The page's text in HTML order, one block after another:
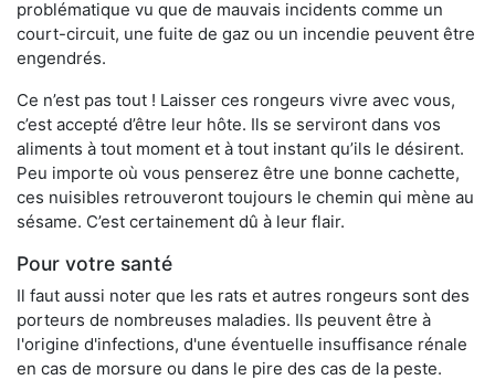
problématique vu que de mauvais incidents comme un
court-circuit, une fuite de gaz ou un incendie peuvent être
engendrés.
Ce n’est pas tout ! Laisser ces rongeurs vivre avec vous,
c’est accepté d’être leur hôte. Ils se serviront dans vos
aliments à tout moment et à tout instant qu’ils le désirent.
Peu importe où vous penserez être une bonne cachette,
ces nuisibles retrouveront toujours le chemin qui mène au
sésame. C’est certainement dû à leur flair.
Pour votre santé
Il faut aussi noter que les rats et autres rongeurs sont des
porteurs de nombreuses maladies. Ils peuvent être à
l'origine d'infections, d'une éventuelle insuffisance rénale
en cas de morsure ou dans le pire des cas de la peste.